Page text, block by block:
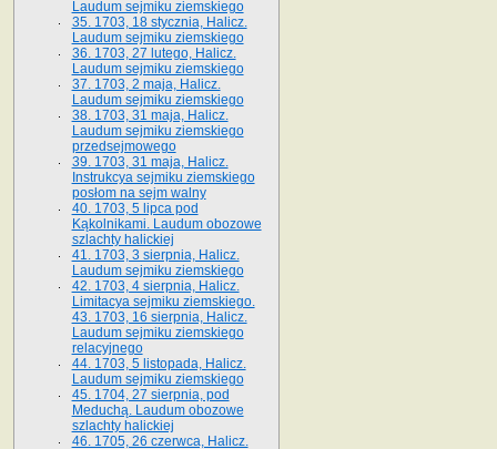
Laudum sejmiku ziemskiego
35. 1703, 18 stycznia, Halicz.
Laudum sejmiku ziemskiego
36. 1703, 27 lutego, Halicz.
Laudum sejmiku ziemskiego
37. 1703, 2 maja, Halicz.
Laudum sejmiku ziemskiego
38. 1703, 31 maja, Halicz.
Laudum sejmiku ziemskiego
przedsejmowego
39. 1703, 31 maja, Halicz.
Instrukcya sejmiku ziemskiego
posłom na sejm walny
40. 1703, 5 lipca pod
Kąkolnikami. Laudum obozowe
szlachty halickiej
41­. 1703, 3 sierpnia, Halicz.
Laudum sejmiku ziemskiego
42. 1703, 4 sierpnia, Halicz.
Limitacya sejmiku ziemskiego.
43. 1703, 16 sierpnia, Halicz.
Laudum sejmiku ziemskiego
relacyjnego
44. 1703, 5 listopada, Halicz.
Laudum sejmiku ziemskiego
45. 1704, 27 sierpnia, pod
Meduchą. Laudum obozowe
szlachty halickiej
46. 1705, 26 czerwca, Halicz.